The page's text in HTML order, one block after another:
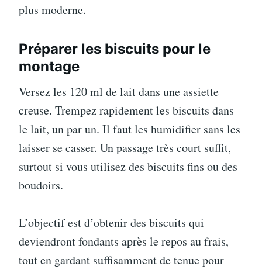
plus moderne.
Préparer les biscuits pour le
montage
Versez les 120 ml de lait dans une assiette
creuse. Trempez rapidement les biscuits dans
le lait, un par un. Il faut les humidifier sans les
laisser se casser. Un passage très court suffit,
surtout si vous utilisez des biscuits fins ou des
boudoirs.
L’objectif est d’obtenir des biscuits qui
deviendront fondants après le repos au frais,
tout en gardant suffisamment de tenue pour